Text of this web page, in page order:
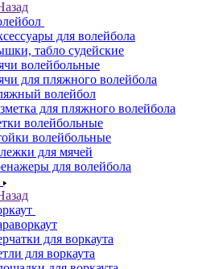
для волейбола
табло судейские
волейбольные
для пляжного волейбола
волейбол
для пляжного волейбола
волейбольные
волейбольные
для мячей
для волейбола
для воркаута
для воркаута